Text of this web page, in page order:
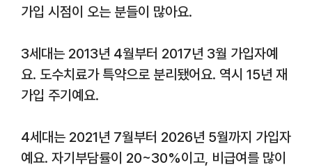
가입 시점이 오는 분들이 많아요.
3세대는 2013년 4월부터 2017년 3월 가입자예
요. 도수치료가 특약으로 분리됐어요. 역시 15년 재
가입 주기예요.
4세대는 2021년 7월부터 2026년 5월까지 가입자
예요. 자기부담률이 20~30%이고, 비급여를 많이